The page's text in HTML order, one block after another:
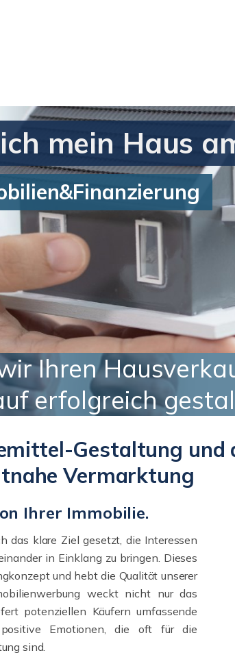
mein Haus
Ihren
erfolgreich
Gestaltung
Vermarktung
Ihrer Immobilie.
das klare Ziel gesetzt, die Interessen
in Einklang zu bringen. Dieses
und hebt die Qualität unserer
weckt nicht nur das
potenziellen Käufern umfassende
Emotionen, die oft für die
sind.